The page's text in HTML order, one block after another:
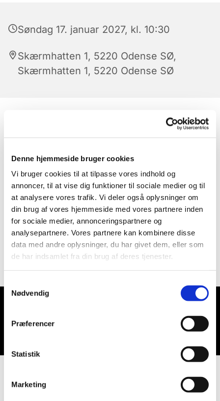
Denne hjemmeside bruger cookies
Vi bruger cookies til at tilpasse vores indhold og
annoncer, til at vise dig funktioner til sociale medier og til
at analysere vores trafik. Vi deler også oplysninger om
din brug af vores hjemmeside med vores partnere inden
for sociale medier, annonceringspartnere og
analysepartnere. Vores partnere kan kombinere disse
data med andre oplysninger, du har givet dem, eller som
de har indsamlet fra din brug af deres tjenester.
Nødvendig
Præferencer
Statistik
Marketing
Søndag 17. januar 2027, kl. 10:30
Skærmhatten 1, 5220 Odense SØ,
Skærmhatten 1, 5220 Odense SØ
Du vil måske også kunne lide...